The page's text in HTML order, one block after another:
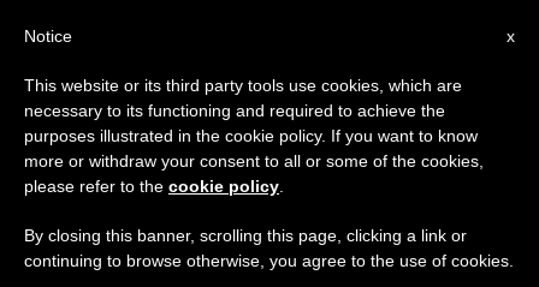
الكاهن رجل خطير
–
x
Notice
This website or its third party tools use cookies, which are
necessary to its functioning and required to achieve the
purposes illustrated in the cookie policy. If you want to know
more or withdraw your consent to all or some of the cookies,
please refer to the cookie policy
By closing this banner, scrolling this page, clicking a link or
continuing to browse otherwise, you agree to the use of cookies.